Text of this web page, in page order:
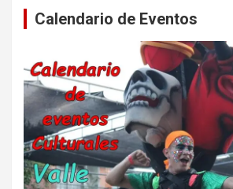
Calendario de Eventos